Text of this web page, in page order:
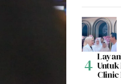
Untuk
Clinic